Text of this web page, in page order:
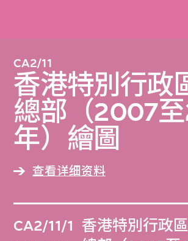
CA2/11
香港特別行政
總部（2007至
年）繪圖
查看详细资料
CA2/11/1
香港特別行政